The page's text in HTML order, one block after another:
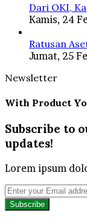
Dari OKI,
Kamis, 24
Ratusan
Jumat, 25
Newsletter
With Product
Subscribe to
updates!
Lorem ipsum
Enter
your
Email